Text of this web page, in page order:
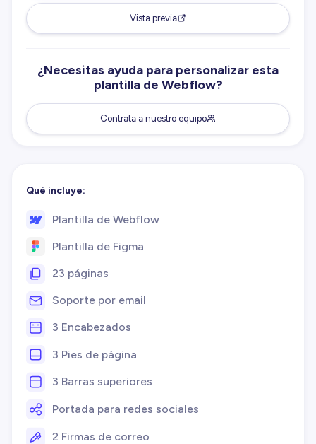
Vista previa
¿Necesitas ayuda para personalizar esta
plantilla de Webflow?
Contrata a nuestro equipo
Qué incluye:
Plantilla de Webflow
Plantilla de Figma
23 páginas
Soporte por email
3 Encabezados
3 Pies de página
3 Barras superiores
Portada para redes sociales
2 Firmas de correo